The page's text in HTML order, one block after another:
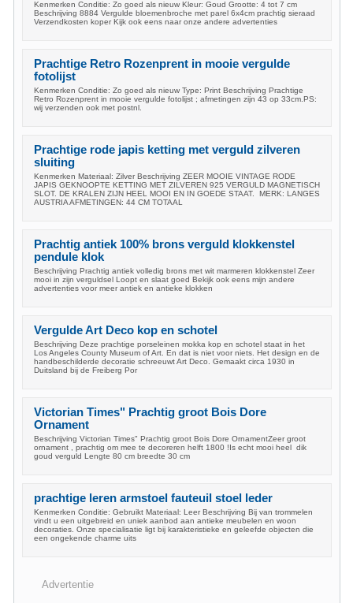
Kenmerken Conditie: Zo goed als nieuw Kleur: Goud Grootte: 4 tot 7 cm
Beschrijving 8884 Vergulde bloemenbroche met parel 6x4cm prachtig sieraad
Verzendkosten koper Kijk ook eens naar onze andere advertenties
Prachtige Retro Rozenprent in mooie vergulde
fotolijst
Kenmerken Conditie: Zo goed als nieuw Type: Print Beschrijving Prachtige
Retro Rozenprent in mooie vergulde fotolijst ; afmetingen zijn 43 op 33cm.PS:
wij verzenden ook met postnl.
Prachtige rode japis ketting met verguld zilveren
sluiting
Kenmerken Materiaal: Zilver Beschrijving ZEER MOOIE VINTAGE RODE
JAPIS GEKNOOPTE KETTING MET ZILVEREN 925 VERGULD MAGNETISCH
SLOT. DE KRALEN ZIJN HEEL MOOI EN IN GOEDE STAAT. MERK: LANGES
AUSTRIA AFMETINGEN: 44 CM TOTAAL
Prachtig antiek 100% brons verguld klokkenstel
pendule klok
Beschrijving Prachtig antiek volledig brons met wit marmeren klokkenstel Zeer
mooi in zijn verguldsel Loopt en slaat goed Bekijk ook eens mijn andere
advertenties voor meer antiek en antieke klokken
Vergulde Art Deco kop en schotel
Beschrijving Deze prachtige porseleinen mokka kop en schotel staat in het
Los Angeles County Museum of Art. En dat is niet voor niets. Het design en de
handbeschilderde decoratie schreeuwt Art Deco. Gemaakt circa 1930 in
Duitsland bij de Freiberg Por
Victorian Times" Prachtig groot Bois Dore
Ornament
Beschrijving Victorian Times" Prachtig groot Bois Dore OrnamentZeer groot
ornament , prachtig om mee te decoreren helft 1800 !Is echt mooi heel dik
goud verguld Lengte 80 cm breedte 30 cm
prachtige leren armstoel fauteuil stoel leder
Kenmerken Conditie: Gebruikt Materiaal: Leer Beschrijving Bij van trommelen
vindt u een uitgebreid en uniek aanbod aan antieke meubelen en woon
decoraties. Onze specialisatie ligt bij karakteristieke en geleefde objecten die
een ongekende charme uits
Advertentie